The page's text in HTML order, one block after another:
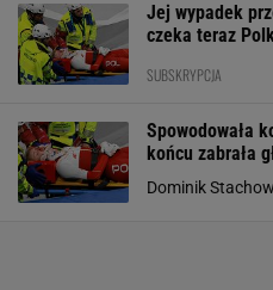
Jej wypadek
czeka teraz
SUBSKRYPCJA
Spowodowała
końcu zabrała
Dominik